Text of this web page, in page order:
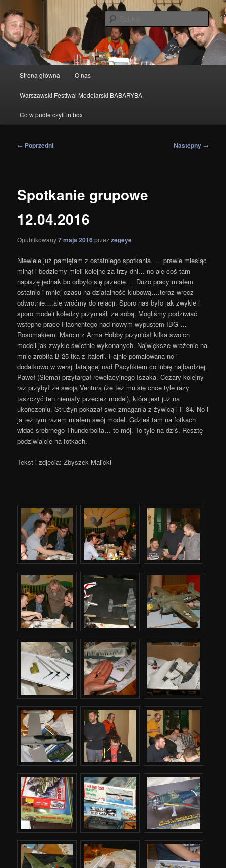
do
tekstu
IPMS Warszawa
Strona główna O nas
Warszawski Festiwal Modelarski BABARYBA
Co w pudle czyli in box
Nawigacja
← Poprzedni Następny →
Spotkanie grupowe
12.04.2016
Opublikowany7 maja 2016przezzegeye
Niewiele już pamiętam z ostatniego spotkania…. prawie miesiąc
minął i będziemy mieli kolejne za trzy dni… no ale coś tam
napiszę jednak bo odbyło się przecie… Dużo pracy miałem
ostatnio i mniej czasu na działalność klubową….teraz wręcz
odwrotnie….ale wróćmy do relacji. Sporo nas było jak zwykle i
sporo modeli koledzy przynieśli ze sobą. Mogliśmy podziwiać
wstępne prace Flachentego nad nowym wypustem IBG …
Rosomakiem. Marcin z Arma Hobby przyniósł kilka swoich
modeli jak zwykle świetnie wykonanych. Największe wrażenie na
mnie zrobiła B-25-tka z Italerii. Fajnie pomalowana no i
dodatkowo w wersji latającej nad Pacyfikiem co lubię najbardziej.
Paweł (Siema) przytargał rewelacyjnego Iszaka. Cezary kolejny
raz przybył ze swoją Venturą (że też mu się chce tyle razy
taszczyć ten niemały przecież model), która jest już na
ukończeniu. Strużyn pokazał swe zmagania z żywicą i F-84. No i
ja też tym razem miałem swój model. Gdzieś tam na fotkach
widać srebrnego Thunderbolta… to mój. To tyle na dziś. Resztę
podziwiajcie na fotkach.
Tekst i zdjęcia: Zbyszek Malicki